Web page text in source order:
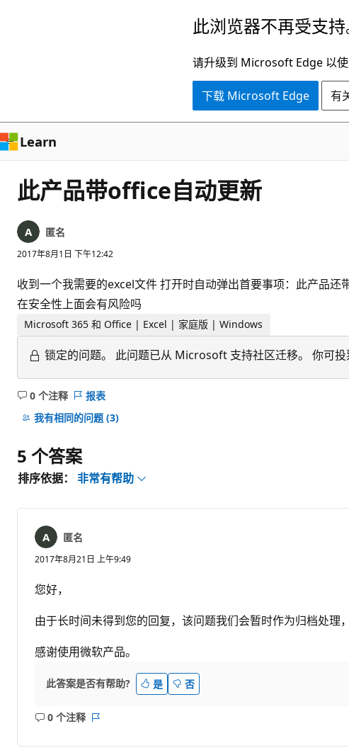
容
此浏览器不再受支持
请升级到 Microsoft Edge 以使
下载 Microsoft Edge 有
Learn
此产品带office自动更新
匿名
2017年8月1日 下午12:42
收到一个我需要的excel文件 打开时自动弹出首要事项：此产品
在安全性上面会有风险吗
Microsoft 365 和 Office | Excel | 家庭版 | Windows
锁定的问题。 此问题已从 Microsoft 支持社区迁移。 你可
0 个注释
无
注
报表
我有相同的问题 (3)
5 个答案
排序依据： 非常有帮助
匿名
2017年8月21日 上午9:49
您好，
由于长时间未得到您的回复，该问题我们会暂时作为归档处
感谢使用微软产品。
此答案是否有帮助? 是 否
0 个注释
无